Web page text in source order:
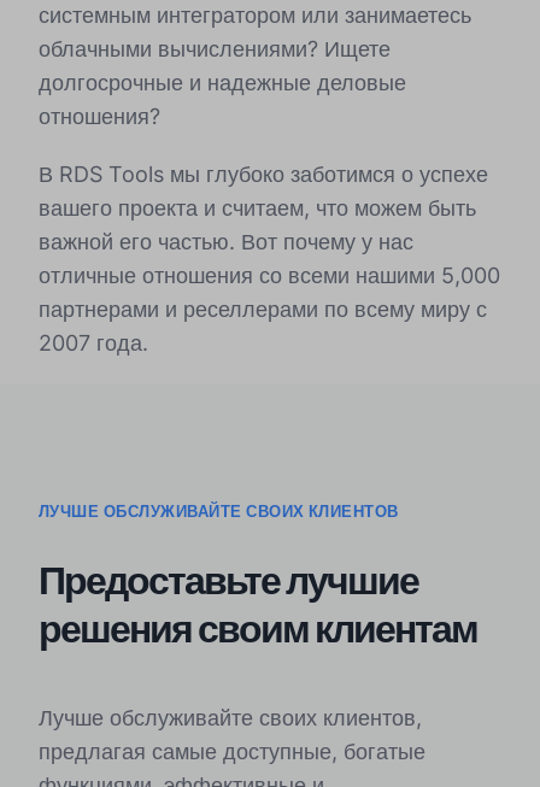
системным интегратором или занимаетесь
облачными вычислениями? Ищете
долгосрочные и надежные деловые
отношения?
В RDS Tools мы глубоко заботимся о успехе
вашего проекта и считаем, что можем быть
важной его частью. Вот почему у нас
отличные отношения со всеми нашими 5,000
партнерами и реселлерами по всему миру с
2007 года.
ЛУЧШЕ ОБСЛУЖИВАЙТЕ СВОИХ КЛИЕНТОВ
Предоставьте лучшие
решения своим клиентам
Лучше обслуживайте своих клиентов,
предлагая самые доступные, богатые